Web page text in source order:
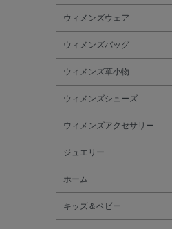
ALESSANDRO
GHERARDI
ALL THE WAYS TO SAY
ALPO
ALTEA
AMOMENTO
ウィメンズウェア
ウィメンズバッグ
ウィメンズ革小物
ウィメンズシューズ
ウィメンズアクセサリー
ジュエリー
ホーム
キッズ＆ベビー